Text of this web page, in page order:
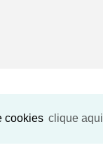
cookies clique aqui